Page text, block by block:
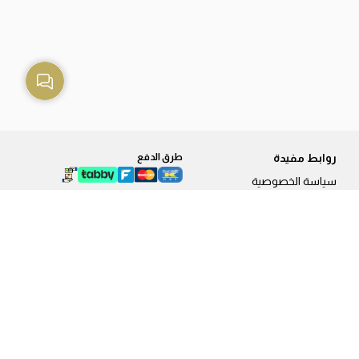
روابط مفيدة
سياسة الخصوصية
طرق الدفع